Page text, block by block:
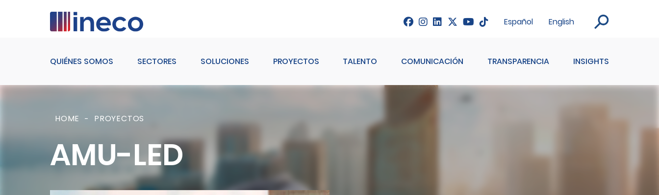
Pasar al contenido principal Español English
QUIÉNES SOMOS SECTORES SOLUCIONES PROYECTOS TALENTO COMUNICACIÓN TRANSPARENCIA INSIGHTS
HOME PROYECTOS
AMU-LED